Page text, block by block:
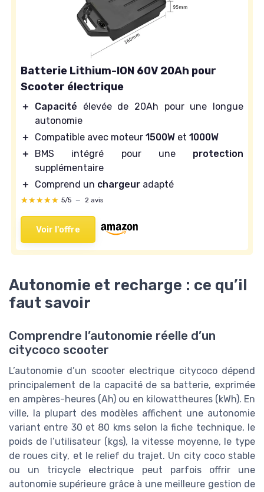
Batterie Lithium-ION 60V 20Ah pour
Scooter électrique
＋ Capacité élevée de 20Ah pour une longue
autonomie
＋
Compatible avec moteur 1500W et 1000W
＋
BMS intégré pour une protection
supplémentaire
＋
Comprend un chargeur adapté
★★★★★
★★★★★ 5/5 — 2 avis
Voir l'offre
Autonomie et recharge : ce qu’il
faut savoir
Comprendre l’autonomie réelle d’un
citycoco scooter
L’autonomie d’un scooter electrique citycoco dépend
principalement de la capacité de sa batterie, exprimée
en ampères-heures (Ah) ou en kilowattheures (kWh). En
ville, la plupart des modèles affichent une autonomie
variant entre 30 et 80 kms selon la fiche technique, le
poids de l’utilisateur (kgs), la vitesse moyenne, le type
de roues city, et le relief du trajet. Un city coco stable
ou un tricycle electrique peut parfois offrir une
autonomie supérieure grâce à une meilleure gestion de